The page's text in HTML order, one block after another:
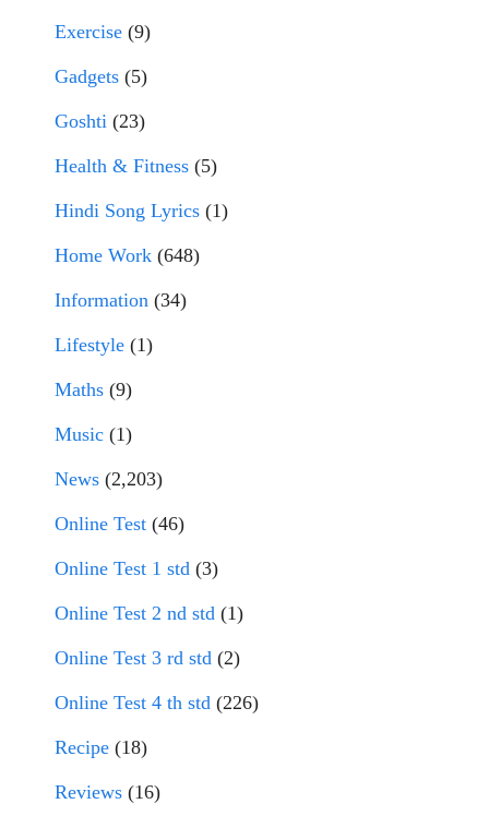
Exercise (9)
Gadgets (5)
Goshti (23)
Health & Fitness (5)
Hindi Song Lyrics (1)
Home Work (648)
Information (34)
Lifestyle (1)
Maths (9)
Music (1)
News (2,203)
Online Test (46)
Online Test 1 std (3)
Online Test 2 nd std (1)
Online Test 3 rd std (2)
Online Test 4 th std (226)
Recipe (18)
Reviews (16)